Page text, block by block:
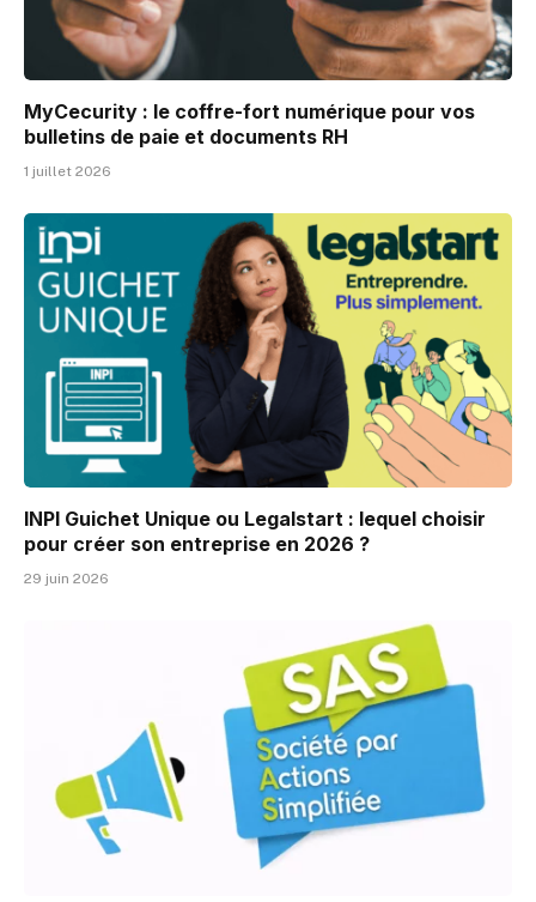
MyCecurity : le coffre-fort numérique pour vos
bulletins de paie et documents RH
1 juillet 2026
INPI Guichet Unique ou Legalstart : lequel choisir
pour créer son entreprise en 2026 ?
29 juin 2026